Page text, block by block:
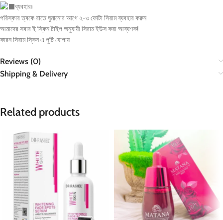
ব্যবহারঃ
পরিস্কার ত্বকে রাতে ঘুমানোর আগে ২-৩ ফোটা সিরাম ব্যবহার করুন
️আমাদের সবার ই স্কিন টাইপ অনুযায়ী সিরাম ইউস করা আব্যশক!
কারন সিরাম স্কিন এ পুষ্টি যোগায়
Reviews (0)
Shipping & Delivery
Related products